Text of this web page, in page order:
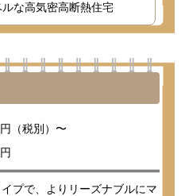
な高気密高断熱住宅
（税別）〜
プで、よりリーズナブルにマ